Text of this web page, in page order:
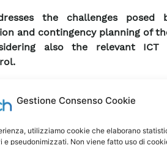
Gestione Consenso Cookie
utilizziamo cookie che elaborano
pseudonimizzati. Non viene fatto uso di
the challenges
and contingency planning of
also the relevant ICT
of the electric power
Project will be discussed with
of the Consortium and with